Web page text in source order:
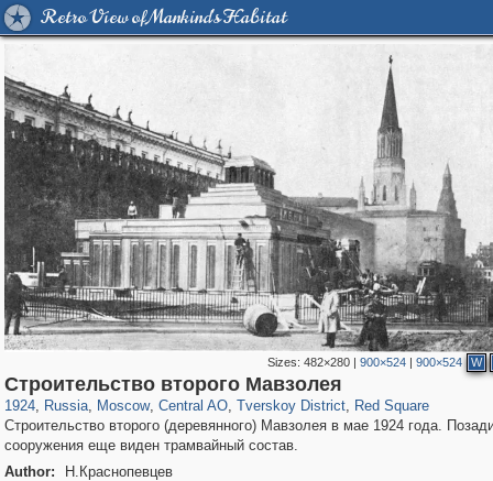
Retro View of Mankind's Habitat
Sizes:482×280 |900×524 |900×524 W
Строительство второго Мавзолея
1924, Russia
1,407,714 29,262
, Moscow
319,968 8,295
, Central AO
160,055 5,920
, Tverskoy District
53,064 2,283
, Red Square
4,135
Строительство второго (деревянного) Мавзолея в мае 1924 года.
сооружения еще виден трамвайный состав.
Author:
Н.Краснопевцев